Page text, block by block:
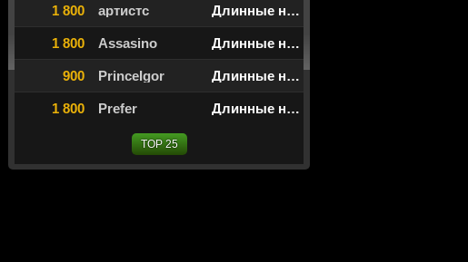
1 800 артистс Длинные нарды
1 800 Assasino Длинные нарды
900 PrinceIgor Длинные нарды
1 800 Prefer Длинные нарды
TOP 25